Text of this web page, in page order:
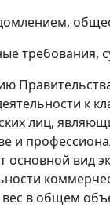
требования,
к
лиц,
и
основной
в общем